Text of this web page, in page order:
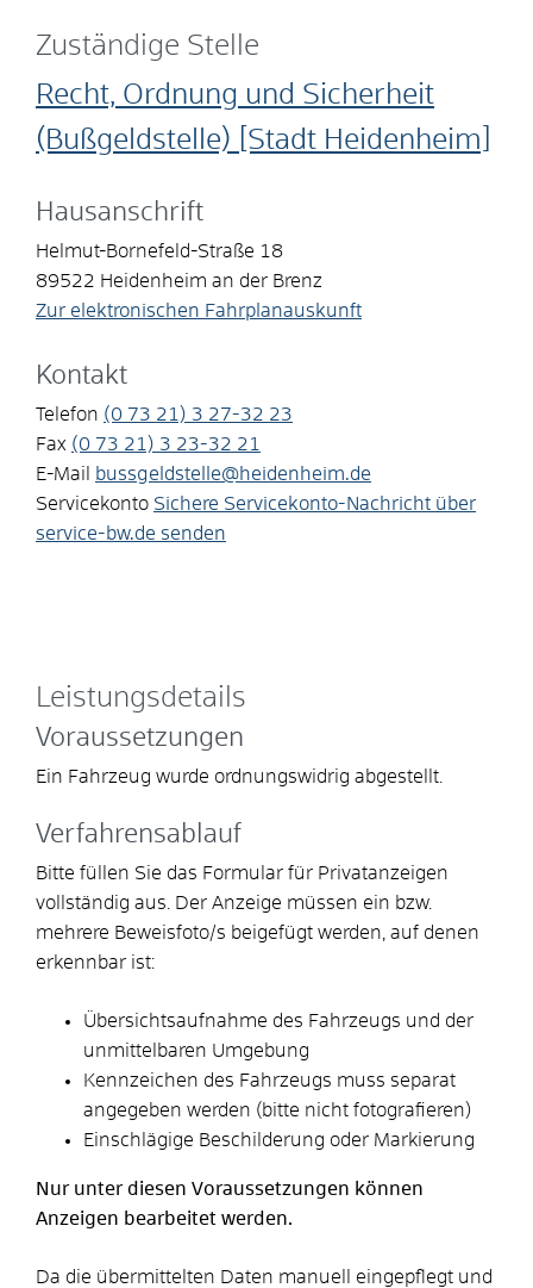
Zuständige Stelle
Recht, Ordnung und Sicherheit
(Bußgeldstelle) [Stadt Heidenheim]
Hausanschrift
Helmut-Bornefeld-Straße 18
89522 Heidenheim an der Brenz
Zur elektronischen Fahrplanauskunft
Kontakt
Telefon (0 73 21) 3 27-32 23
Fax (0 73 21) 3 23-32 21
E-Mail
bussgeldstelle@heidenheim.de
Servicekonto Sichere Servicekonto-Nachricht über
service-bw.de senden
Leistungsdetails
Voraussetzungen
Ein Fahrzeug wurde ordnungswidrig abgestellt.
Verfahrensablauf
Bitte füllen Sie das Formular für Privatanzeigen
vollständig aus. Der Anzeige müssen ein bzw.
mehrere Beweisfoto/s beigefügt werden, auf denen
erkennbar ist:
Übersichtsaufnahme des Fahrzeugs und der
unmittelbaren Umgebung
Kennzeichen des Fahrzeugs muss separat
angegeben werden (bitte nicht fotografieren)
Einschlägige Beschilderung oder Markierung
Nur unter diesen Voraussetzungen können
Anzeigen bearbeitet werden.
Da die übermittelten Daten manuell eingepflegt und